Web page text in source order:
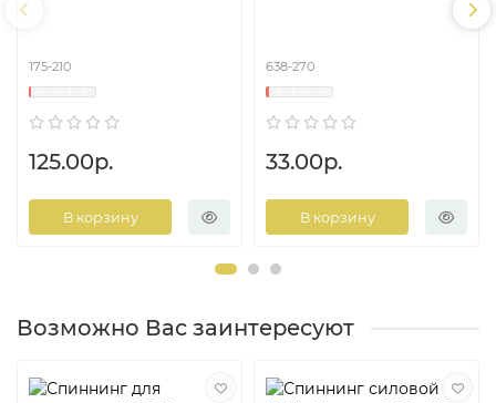
175-210
125.00р.
В корзину
638-270
33.00р.
В корзину
Возможно Вас заинтересуют